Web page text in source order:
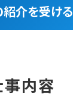
紹介を受ける
内容